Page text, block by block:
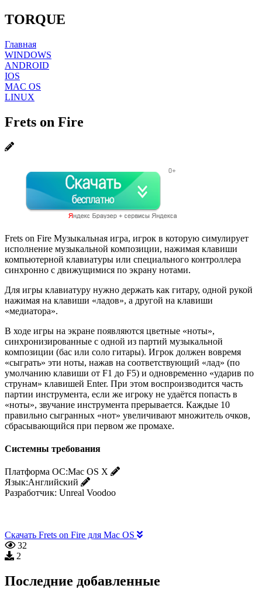
TORQUE
Главная
WINDOWS
ANDROID
IOS
MAC OS
LINUX
Frets on Fire
Frets on Fire Музыкальная игра, игрок в которую симулирует
исполнение музыкальной композиции, нажимая клавиши
компьютерной клавиатуры или специального контроллера
синхронно с движущимися по экрану нотами.
Для игры клавиатуру нужно держать как гитару, одной рукой
нажимая на клавиши «ладов», а другой на клавиши
«медиатора».
В ходе игры на экране появляются цветные «ноты»,
синхронизированные с одной из партий музыкальной
композиции (бас или соло гитары). Игрок должен вовремя
«сыграть» эти ноты, нажав на соответствующий «лад» (по
умолчанию клавиши от F1 до F5) и одновременно «ударив по
струнам» клавишей Enter. При этом воспроизводится часть
партии инструмента, если же игроку не удаётся попасть в
«ноты», звучание инструмента прерывается. Каждые 10
правильно сыгранных «нот» увеличивают множитель очков,
сбрасывающийся при первом же промахе.
Системны требования
Платформа ОС:Mac OS X
Язык:Английский
Разработчик: Unreal Voodoo
Скачать Frets on Fire для Mac OS
32
2
Последние добавленные